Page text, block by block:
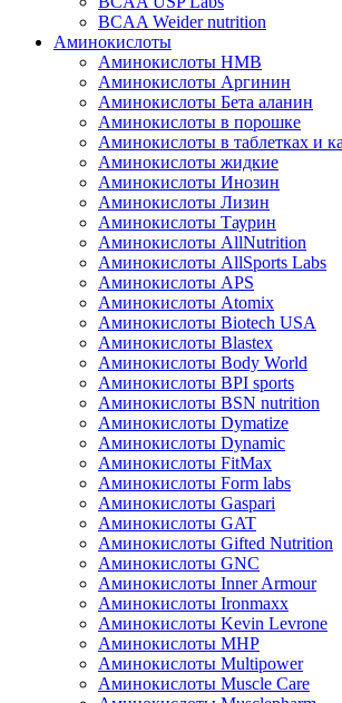
BCAA Weider nutrition
Аминокислоты
Аминокислоты HMB
Аминокислоты Аргинин
Аминокислоты Бета аланин
Аминокислоты в порошке
Аминокислоты в таблетках и
Аминокислоты жидкие
Аминокислоты Инозин
Аминокислоты Лизин
Аминокислоты Таурин
Аминокислоты AllNutrition
Аминокислоты AllSports Labs
Аминокислоты APS
Аминокислоты Atomix
Аминокислоты Biotech USA
Аминокислоты Blastex
Аминокислоты Body World
Аминокислоты BPI sports
Аминокислоты BSN nutrition
Аминокислоты Dymatize
Аминокислоты Dynamic
Аминокислоты FitMax
Аминокислоты Form labs
Аминокислоты Gaspari
Аминокислоты GAT
Аминокислоты Gifted Nutrition
Аминокислоты GNC
Аминокислоты Inner Armour
Аминокислоты Ironmaxx
Аминокислоты Kevin Levrone
Аминокислоты MHP
Аминокислоты Multipower
Аминокислоты Muscle Care